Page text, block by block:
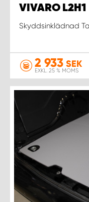
VIVARO L2H1
Skyddsinklädnad
2 933 SEK
EXKL. 25 % MOMS